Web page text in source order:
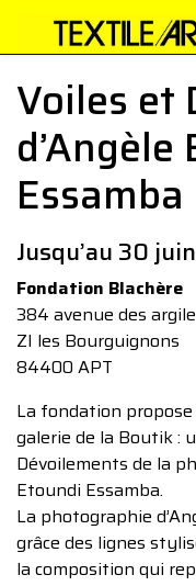
Voiles et
Essamba
Jusqu’au 30
Fondation Blachère
384 avenue des
ZI les Bourguignons
84400 APT
La fondation
galerie de la Boutik :
Dévoilements de la
Etoundi Essamba.
La photographie
grâce des lignes
la composition qui